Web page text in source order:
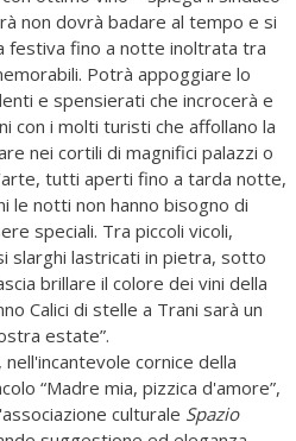
non dovrà badare al tempo e si
festiva fino a notte inoltrata tra
Potrà appoggiare lo
e spensierati che incrocerà e
con i molti turisti che affollano la
nei cortili di magnifici palazzi o
tutti aperti fino a tarda notte,
le notti non hanno bisogno di
speciali. Tra piccoli vicoli,
slarghi lastricati in pietra, sotto
brillare il colore dei vini della
Calici di stelle a Trani sarà un
estate”.
cornice della
“Madre mia, pizzica d'amore”,
culturale Spazio